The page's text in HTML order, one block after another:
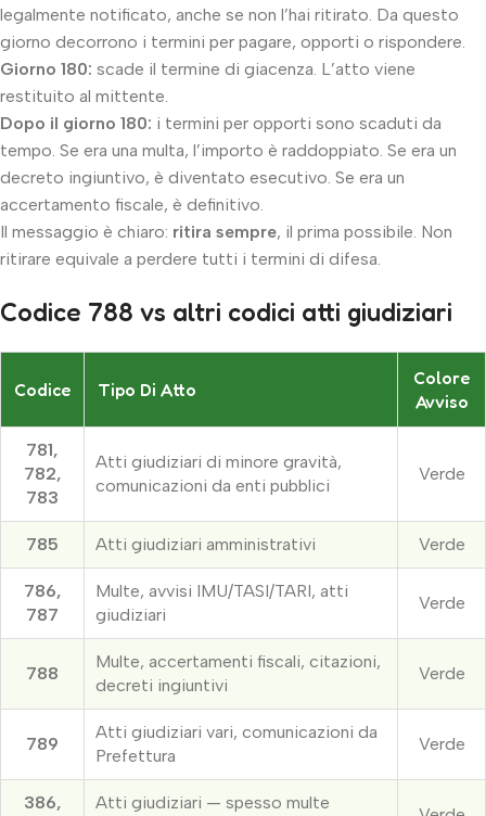
legalmente notificato, anche se non l’hai ritirato. Da questo
giorno decorrono i termini per pagare, opporti o rispondere.
Giorno 180: scade il termine di giacenza. L’atto viene
restituito al mittente.
Dopo il giorno 180: i termini per opporti sono scaduti da
tempo. Se era una multa, l’importo è raddoppiato. Se era un
decreto ingiuntivo, è diventato esecutivo. Se era un
accertamento fiscale, è definitivo.
Il messaggio è chiaro: ritira sempre, il prima possibile. Non
ritirare equivale a perdere tutti i termini di difesa.
Codice 788 vs altri codici atti giudiziari
Codice Tipo Di Atto
Colore
Avviso
781,
782,
783
Atti giudiziari di minore gravità,
comunicazioni da enti pubblici
Verde
785 Atti giudiziari amministrativi Verde
786,
787
Multe, avvisi IMU/TASI/TARI, atti
giudiziari
Verde
788
Multe, accertamenti fiscali, citazioni,
decreti ingiuntivi
Verde
789
Atti giudiziari vari, comunicazioni da
Prefettura
Verde
386, Atti giudiziari — spesso multe